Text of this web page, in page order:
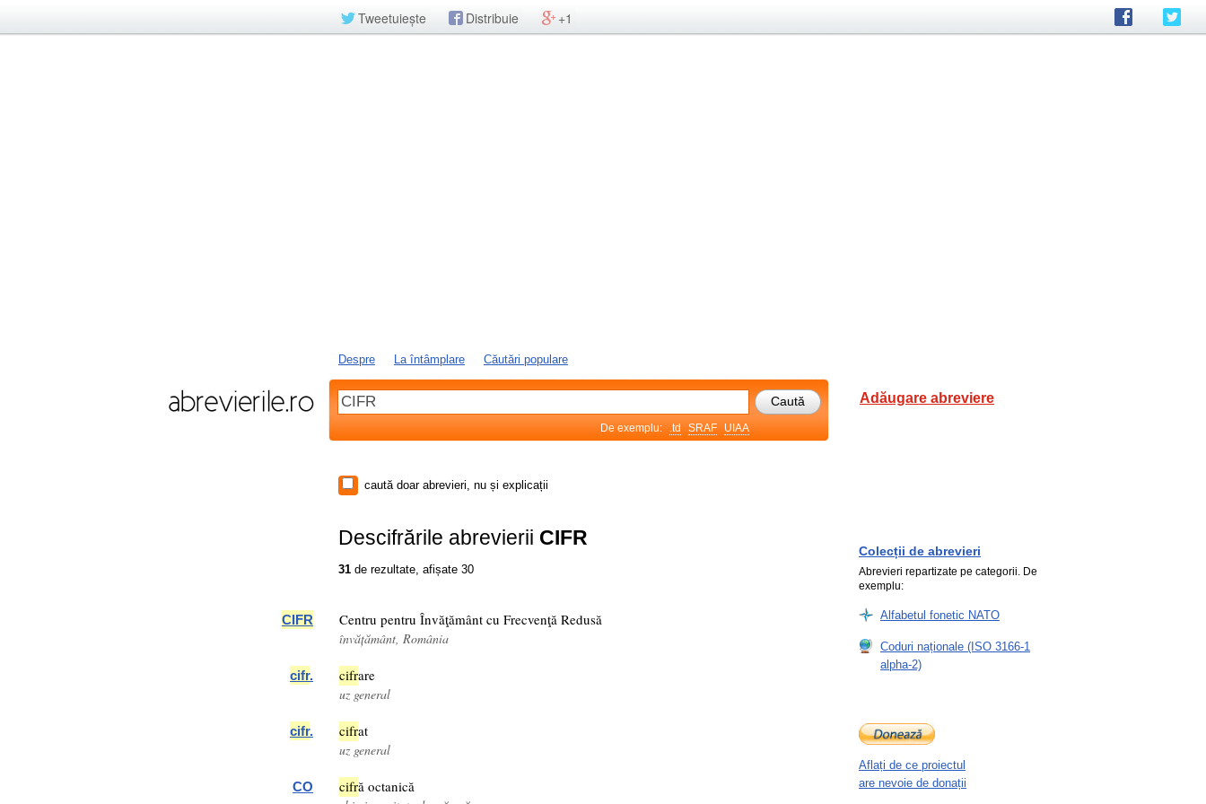
Tweetuiește Distribuie +1
Despre La întâmplare Căutări populare
De exemplu: .td SRAF UIAA
Adăugare abreviere
caută doar abrevieri, nu și explicații
Descifrările abrevierii CIFR
31 de rezultate, afișate 30
CIFR Centru pentru Învăţământ cu Frecvenţă Redusă
învățământ, România
cifr. cifrare
uz general
cifr. cifrat
uz general
CO cifră octanică
Colecții de abrevieri
Abrevieri repartizate pe categorii. De
exemplu:
Alfabetul fonetic NATO
Coduri naționale (ISO 3166-1
alpha-2)
Aflați de ce proiectul
are nevoie de donații